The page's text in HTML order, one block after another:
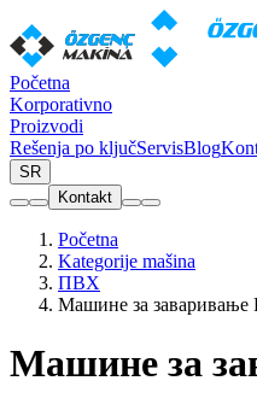
Početna
Korporativno
Proizvodi
Rešenja po ključServisBlog
SR
Kontakt
Početna
Kategorije mašina
ПВХ
Машине за заваривање
Машине за